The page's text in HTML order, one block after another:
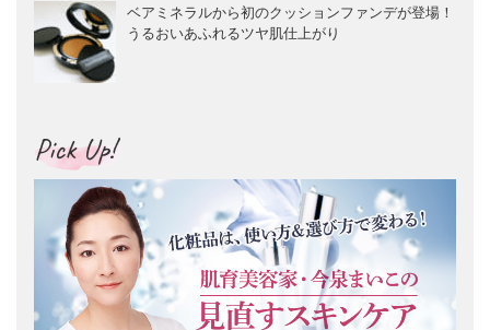
ベアミネラルから初のクッションファンデが登場！
うるおいあふれるツヤ肌仕上がり
Pick Up!